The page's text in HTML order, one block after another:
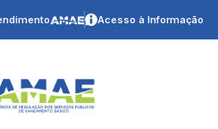
Acesso à Informação